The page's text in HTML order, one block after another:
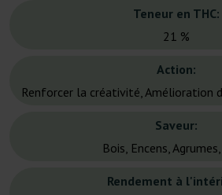
Teneur en THC:
21 %
Action:
Renforcer la créativité, Amélioration
Saveur:
Bois, Encens,
Rendement à